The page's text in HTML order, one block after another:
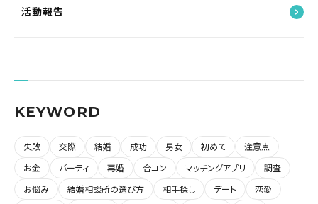
活動報告
KEYWORD
失敗 交際 結婚 成功 男女 初めて
注意点
お金
パーティ 再婚 合コン マッチングアプリ
調査
お悩み
結婚相談所の選び方 相手探し デート
恋愛